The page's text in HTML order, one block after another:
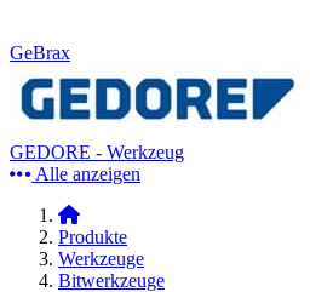
GeBrax
GEDORE - Werkzeug
Alle anzeigen
Produkte
Werkzeuge
Bitwerkzeuge